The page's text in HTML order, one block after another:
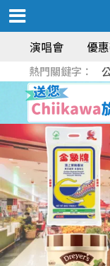
演唱會 優
熱門關鍵字：